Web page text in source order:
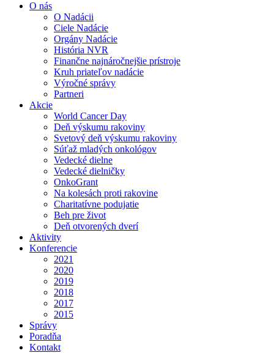
O nás
O Nadácii
Ciele Nadácie
Orgány Nadácie
História NVR
Finančne najnáročnejšie prístroje
Kruh priateľov nadácie
Výročné správy
Partneri
Akcie
World Cancer Day
Deň výskumu rakoviny
Svetový deň výskumu rakoviny
Súťaž mladých onkológov
Vedecké dielne
Vedecké dielničky
OnkoGrant
Na kolesách proti rakovine
Charitatívne podujatie
Beh pre život
Deň otvorených dverí
Aktivity
Konferencie
2021
2020
2019
2018
2017
2015
Správy
Poradňa
Kontakt